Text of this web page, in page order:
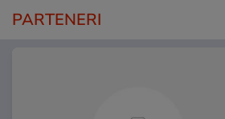
PARTENERI